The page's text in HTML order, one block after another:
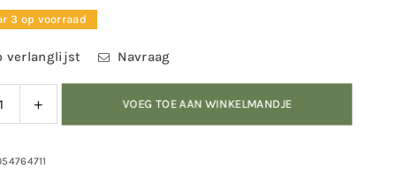
3 op voorraad
verlanglijst Navraag
Verhoog
de
voor
VOEG TOE AAN WINKELMANDJE